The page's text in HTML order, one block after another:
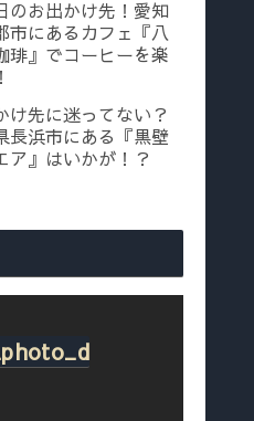
のお出かけ先！愛知
市にあるカフェ『八
琲』でコーヒーを楽
け先に迷ってない？
長浜市にある『黒壁
ア』はいかが！？